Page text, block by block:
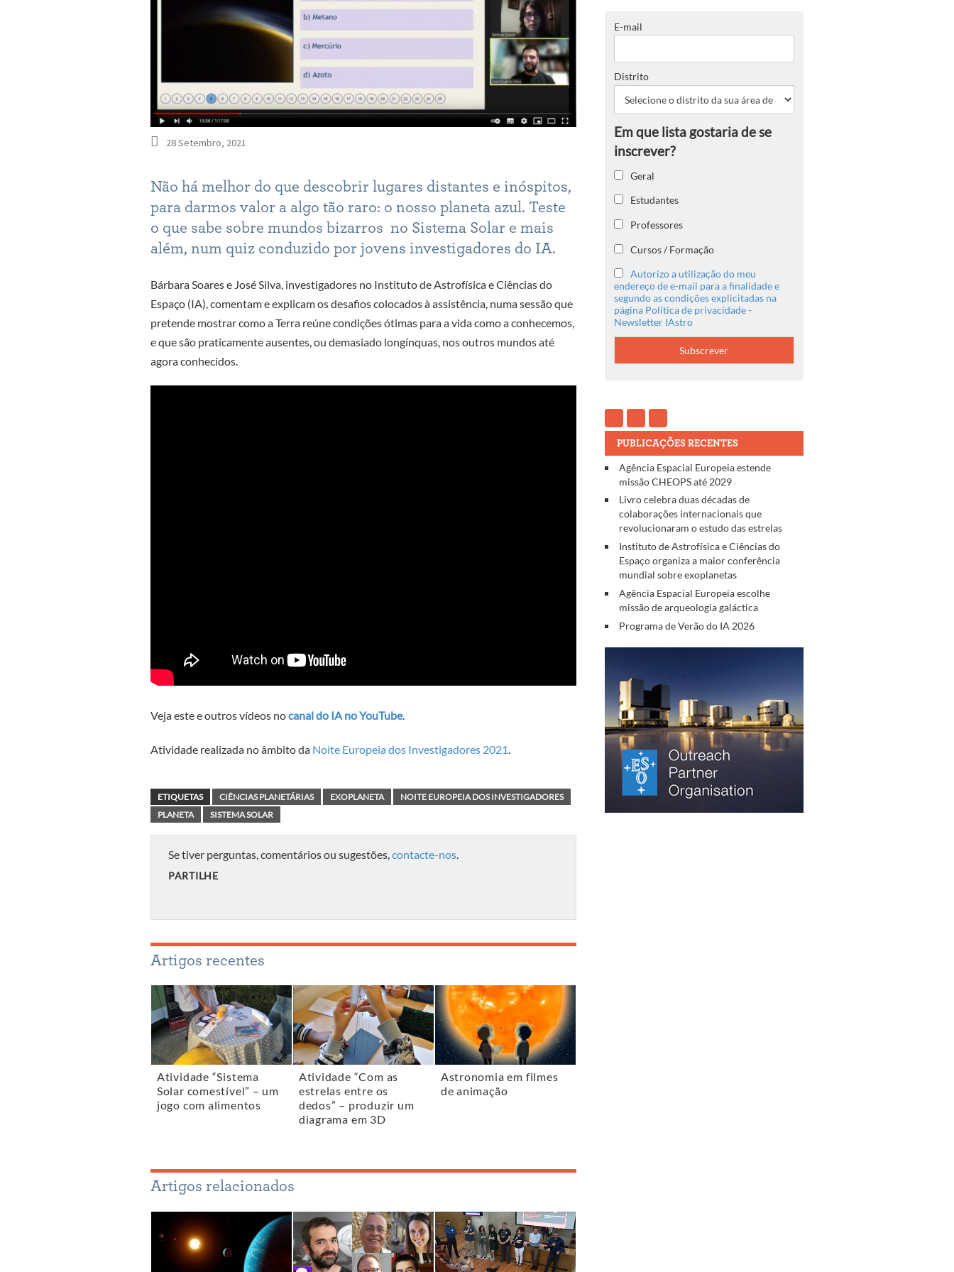
28 Setembro, 2021
Não há melhor do que descobrir lugares distantes e inóspitos,
para darmos valor a algo tão raro: o nosso planeta azul. Teste
o que sabe sobre mundos bizarros no Sistema Solar e mais
além, num quiz conduzido por jovens investigadores do IA.
Bárbara Soares e José Silva, investigadores no Instituto de Astrofísica e Ciências do
Espaço (IA), comentam e explicam os desafios colocados à assistência, numa sessão que
pretende mostrar como a Terra reúne condições ótimas para a vida como a conhecemos,
e que são praticamente ausentes, ou demasiado longínquas, nos outros mundos até
agora conhecidos.
Veja este e outros vídeos nocanal do IA no YouTube.
Atividade realizada no âmbito da Noite Europeia dos Investigadores 2021
ETIQUETAS CIÊNCIAS PLANETÁRIAS EXOPLANETA
NOITE EUROPEIA DOS INVESTIGADORES
PLANETA
SISTEMA SOLAR
Se tiver perguntas, comentários ou sugestões, contacte-nos
PARTILHE
Artigos recentes
Atividade “Sistema
Solar comestível” – um
jogo com alimentos
Atividade “Com as
estrelas entre os
dedos” – produzir um
diagrama em 3D
Astronomia em filmes
de animação
Artigos relacionados
E-mail
Distrito
Geral
Estudantes
Professores
Cursos / Formação
Autorizo a utilização do meu
endereço de e-mail para a finalidade e
segundo as condições explicitadas na
página Política de privacidade -
Newsletter IAstro
PUBLICAÇÕES RECENTES
Agência Espacial Europeia estende
missão CHEOPS até 2029
Livro celebra duas décadas de
colaborações internacionais que
revolucionaram o estudo das estrelas
Instituto de Astrofísica e Ciências do
Espaço organiza a maior conferência
mundial sobre exoplanetas
Agência Espacial Europeia escolhe
missão de arqueologia galáctica
Programa de Verão do IA 2026